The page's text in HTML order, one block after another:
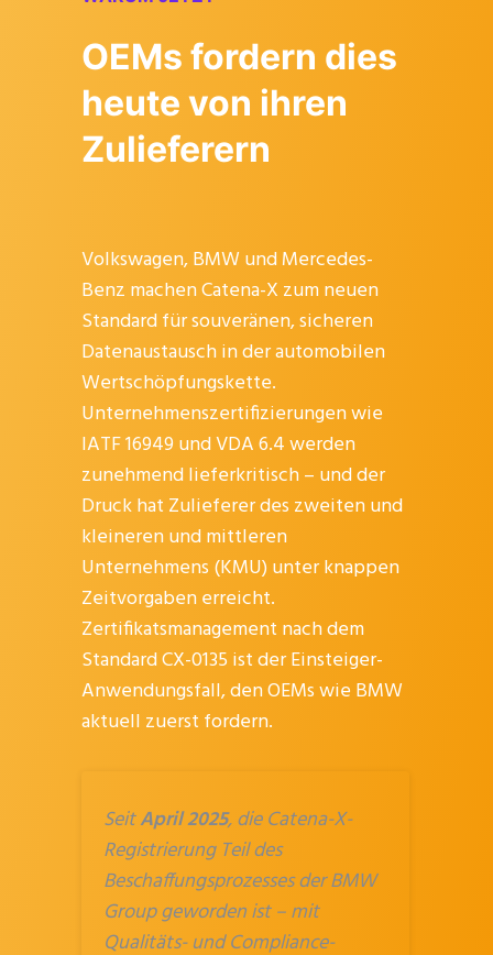
OEMs fordern dies
heute von ihren
Zulieferern
Volkswagen, BMW und Mercedes-
Benz machen Catena-X zum neuen
Standard für souveränen, sicheren
Datenaustausch in der automobilen
Wertschöpfungskette.
Unternehmenszertifizierungen wie
IATF 16949 und VDA 6.4 werden
zunehmend lieferkritisch – und der
Druck hat Zulieferer des zweiten und
kleineren und mittleren
Unternehmens (KMU) unter knappen
Zeitvorgaben erreicht.
Zertifikatsmanagement nach dem
Standard CX-0135 ist der Einsteiger-
Anwendungsfall, den OEMs wie BMW
aktuell zuerst fordern.
SeitApril 2025, die Catena-X-
Registrierung Teil des
Beschaffungsprozesses der BMW
Group geworden ist – mit
Qualitäts- und Compliance-